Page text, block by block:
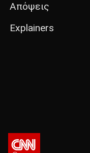
Απόψεις
Explainers